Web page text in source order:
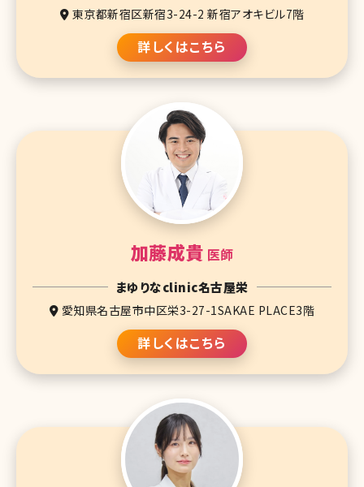
東京都新宿区新宿3-24-2 新宿アオキビル7階
詳しくはこちら
加藤成貴 医師
まゆりなclinic名古屋栄
愛知県名古屋市中区栄3-27-1SAKAE PLACE3階
詳しくはこちら